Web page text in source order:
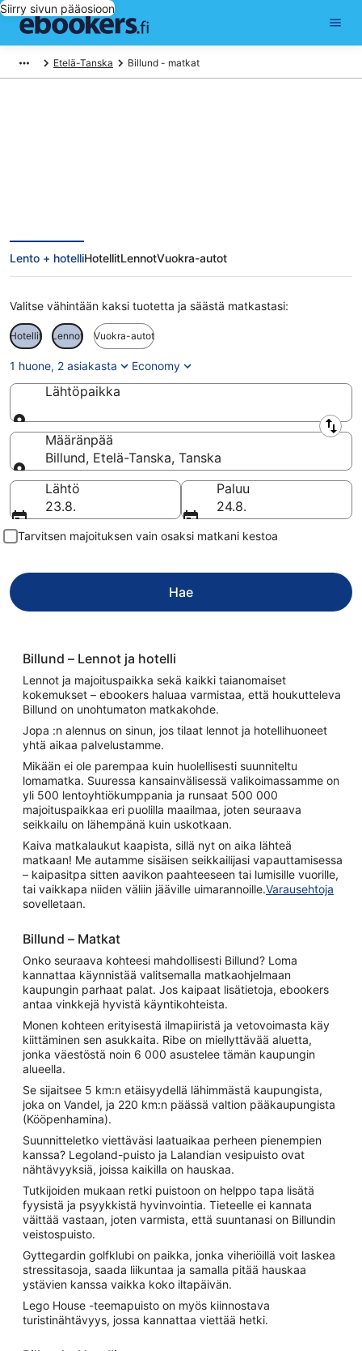
Siirry sivun pääosioon
Etelä-Tanska Billund - matkat
Lento + hotelliHotellitLennotVuokra-autot
Valitse vähintään kaksi tuotetta ja säästä matkastasi:
Hotellit Lennot Vuokra-autot
1 huone, 2 asiakasta Economy
Lähtöpaikka
Lähtöpaikka
Määränpää
Billund, Etelä-Tanska, Tanska
Määränpää
Lähtö
23.8.
Paluu
24.8.
Tarvitsen majoituksen vain osaksi matkani kestoa
Hae
Billund – Lennot ja hotelli
Lennot ja majoituspaikka sekä kaikki taianomaiset
kokemukset – ebookers haluaa varmistaa, että houkutteleva
Billund on unohtumaton matkakohde.
Jopa :n alennus on sinun, jos tilaat lennot ja hotellihuoneet
yhtä aikaa palvelustamme.
Mikään ei ole parempaa kuin huolellisesti suunniteltu
lomamatka. Suuressa kansainvälisessä valikoimassamme on
yli 500 lentoyhtiökumppania ja runsaat 500 000
majoituspaikkaa eri puolilla maailmaa, joten seuraava
seikkailu on lähempänä kuin uskotkaan.
Kaiva matkalaukut kaapista, sillä nyt on aika lähteä
matkaan! Me autamme sisäisen seikkailijasi vapauttamisessa
– kaipasitpa sitten aavikon paahteeseen tai lumisille vuorille,
tai vaikkapa niiden väliin jääville uimarannoille.Varausehtoja
sovelletaan.
Billund – Matkat
Onko seuraava kohteesi mahdollisesti Billund? Loma
kannattaa käynnistää valitsemalla matkaohjelmaan
kaupungin parhaat palat. Jos kaipaat lisätietoja, ebookers
antaa vinkkejä hyvistä käyntikohteista.
Monen kohteen erityisestä ilmapiiristä ja vetovoimasta käy
kiittäminen sen asukkaita. Ribe on miellyttävää aluetta,
jonka väestöstä noin 6 000 asustelee tämän kaupungin
alueella.
Se sijaitsee 5 km:n etäisyydellä lähimmästä kaupungista,
joka on Vandel, ja 220 km:n päässä valtion pääkaupungista
(Kööpenhamina).
Suunnitteletko viettäväsi laatuaikaa perheen pienempien
kanssa? Legoland-puisto ja Lalandian vesipuisto ovat
nähtävyyksiä, joissa kaikilla on hauskaa.
Tutkijoiden mukaan retki puistoon on helppo tapa lisätä
fyysistä ja psyykkistä hyvinvointia. Tieteelle ei kannata
väittää vastaan, joten varmista, että suuntanasi on Billundin
veistospuisto.
Gyttegardin golfklubi on paikka, jonka viheriöillä voit laskea
stressitasoja, saada liikuntaa ja samalla pitää hauskaa
ystävien kanssa vaikka koko iltapäivän.
Lego House -teemapuisto on myös kiinnostava
turistinähtävyys, jossa kannattaa viettää hetki.